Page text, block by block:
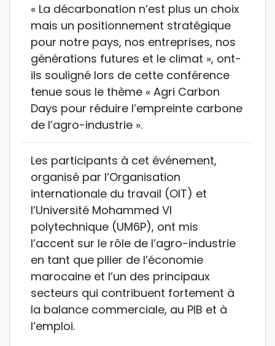
« La décarbonation n’est plus un choix
mais un positionnement stratégique
pour notre pays, nos entreprises, nos
générations futures et le climat », ont-
ils souligné lors de cette conférence
tenue sous le thème « Agri Carbon
Days pour réduire l’empreinte carbone
de l’agro-industrie ».
Les participants à cet événement,
organisé par l’Organisation
internationale du travail (OIT) et
l’Université Mohammed VI
polytechnique (UM6P), ont mis
l’accent sur le rôle de l’agro-industrie
en tant que pilier de l’économie
marocaine et l’un des principaux
secteurs qui contribuent fortement à
la balance commerciale, au PIB et à
l’emploi.